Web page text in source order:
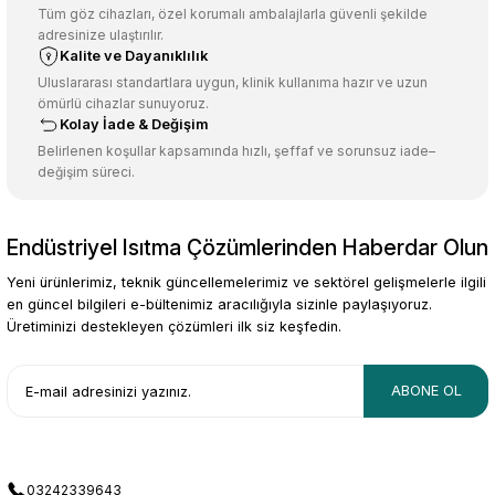
Ürün açıklamasında eksik bilgiler bulunuyor.
Ürün bilgilerinde hatalar bulunuyor.
Ürün fiyatı diğer sitelerden daha pahalı.
Bu ürüne benzer farklı alternatifler olmalı.
Gönder
Tüm göz cihazları, özel korumalı ambalajlarla güvenli şekilde
adresinize ulaştırılır.
Kalite ve Dayanıklılık
Uluslararası standartlara uygun, klinik kullanıma hazır ve uzun
ömürlü cihazlar sunuyoruz.
Kolay İade & Değişim
Belirlenen koşullar kapsamında hızlı, şeffaf ve sorunsuz iade–
değişim süreci.
Endüstriyel Isıtma Çözümlerinden Haberdar Olun
Yeni ürünlerimiz, teknik güncellemelerimiz ve sektörel gelişmelerle ilgili
en güncel bilgileri e-bültenimiz aracılığıyla sizinle paylaşıyoruz.
Üretiminizi destekleyen çözümleri ilk siz keşfedin.
ABONE OL
03242339643